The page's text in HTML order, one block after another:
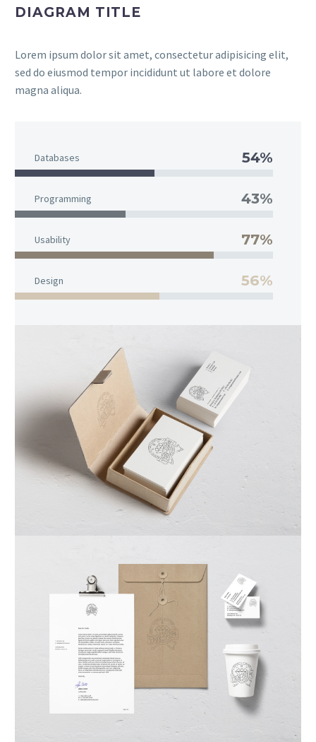
DIAGRAM TITLE
Lorem ipsum dolor sit amet, consectetur adipisicing elit,
sed do eiusmod tempor incididunt ut labore et dolore
magna aliqua.
Databases 54%
Programming 43%
Usability 77%
Design 56%